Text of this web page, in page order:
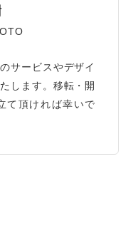
サービスやデザイ
します。移転・開
て頂ければ幸いで